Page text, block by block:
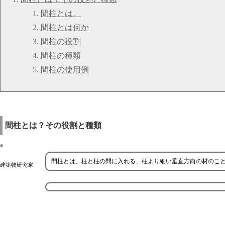
間柱とは。
間柱とは何か
間柱の役割
間柱の種類
間柱の使用例
間柱とは？その役割と種類
建築物研究家 間柱とは、柱と柱の間に入れる、柱より細い垂直方向の材のこと